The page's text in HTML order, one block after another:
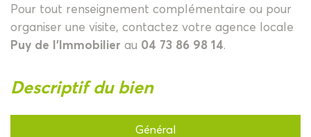
Pour tout renseignement complémentaire ou pour
organiser une visite, contactez votre agence locale
Puy de l'Immobilier au 04 73 86 98 14.
descriptif du bien
Général